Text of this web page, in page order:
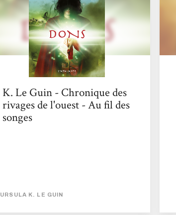
K. Le Guin - Chronique des
rivages de l'ouest - Au fil des
songes
URSULA K. LE GUIN